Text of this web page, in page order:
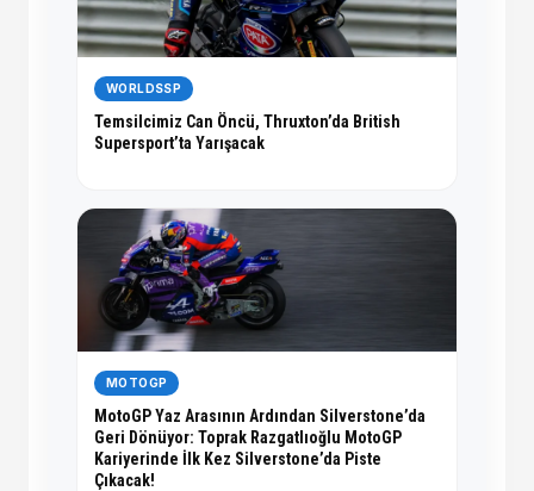
WORLDSSP
Temsilcimiz Can Öncü, Thruxton’da British
Supersport’ta Yarışacak
MOTOGP
MotoGP Yaz Arasının Ardından Silverstone’da
Geri Dönüyor: Toprak Razgatlıoğlu MotoGP
Kariyerinde İlk Kez Silverstone’da Piste
Çıkacak!